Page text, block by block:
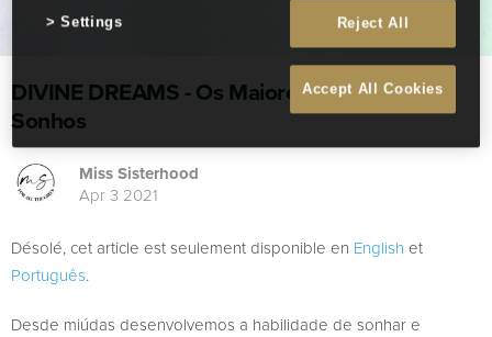
DIVINE DREAMS - Os Maiores E Melhores
Sonhos
Miss Sisterhood
Apr 3 2021
Désolé, cet article est seulement disponible en English et
Português.
Desde miúdas desenvolvemos a habilidade de sonhar e
Reject All
Accept All Cookies
Settings